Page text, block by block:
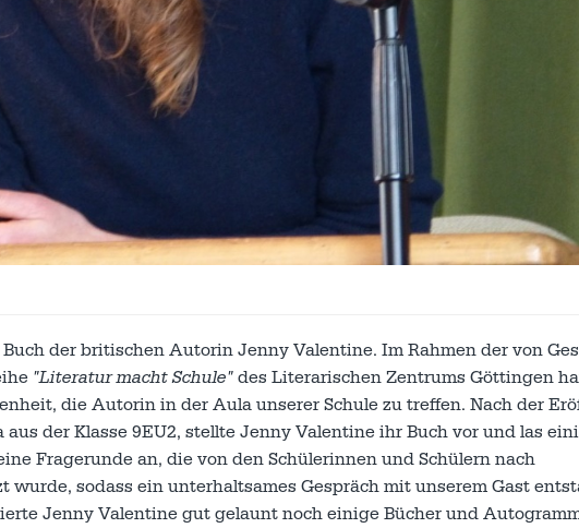
der britischen Autorin Jenny Valentine. Im Rahmen der von
"Literatur macht Schule" des Literarischen Zentrums Göttingen
die Autorin in der Aula unserer Schule zu treffen. Nach der
der Klasse 9EU2, stellte Jenny Valentine ihr Buch vor und las
Fragerunde an, die von den Schülerinnen und Schülern nach
sodass ein unterhaltsames Gespräch mit unserem Gast
Jenny Valentine gut gelaunt noch einige Bücher und